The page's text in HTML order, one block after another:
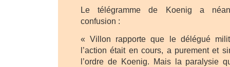
Le télégramme de Koenig a
confusion :
« Villon rapporte que le délégué
l’action était en cours, a purement et
l’ordre de Koenig. Mais la paralysie